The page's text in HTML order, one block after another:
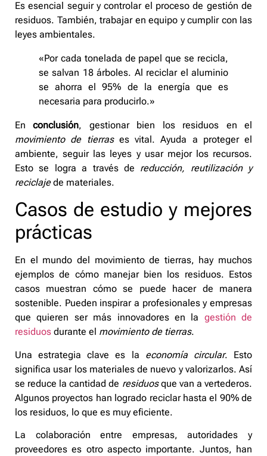
Es esencial seguir y controlar el proceso de gestión de
residuos. También, trabajar en equipo y cumplir con las
leyes ambientales.
«Por cada tonelada de papel que se recicla,
se salvan 18 árboles. Al reciclar el aluminio
se ahorra el 95% de la energía que es
necesaria para producirlo.»
Enconclusión, gestionar bien los residuos en el
movimiento de tierrases vital. Ayuda a proteger el
ambiente, seguir las leyes y usar mejor los recursos.
Esto se logra a través de reducción, reutilización y
reciclajede materiales.
Casos de estudio y mejores
prácticas
En el mundo del movimiento de tierras, hay muchos
ejemplos de cómo manejar bien los residuos. Estos
casos muestran cómo se puede hacer de manera
sostenible. Pueden inspirar a profesionales y empresas
que quieren ser más innovadores en la gestión de
residuos durante el movimiento de tierras.
Una estrategia clave es la economía circular. Esto
significa usar los materiales de nuevo y valorizarlos. Así
se reduce la cantidad de residuosque van a vertederos.
Algunos proyectos han logrado reciclar hasta el 90% de
los residuos, lo que es muy eficiente.
La colaboración entre empresas, autoridades y
proveedores es otro aspecto importante. Juntos, han